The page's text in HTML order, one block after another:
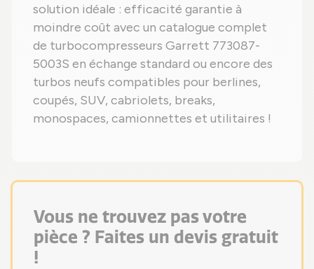
solution idéale : efficacité garantie à
moindre coût avec un catalogue complet
de turbocompresseurs Garrett 773087-
5003S en échange standard ou encore des
turbos neufs compatibles pour berlines,
coupés, SUV, cabriolets, breaks,
monospaces, camionnettes et utilitaires !
Vous ne trouvez pas votre
pièce ? Faites un devis gratuit
!